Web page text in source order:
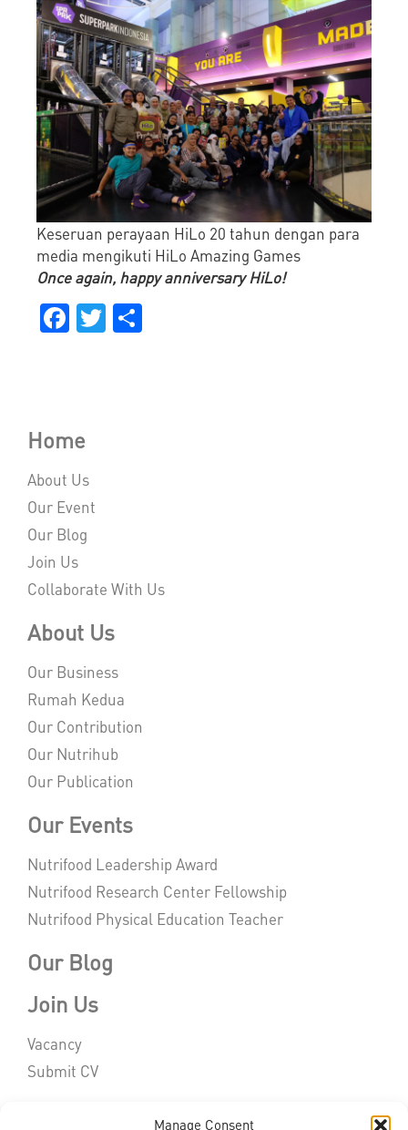
Manage Consent
Keseruan perayaan HiLo 20 tahun dengan para
media mengikuti HiLo Amazing Games
Once again, happy anniversary HiLo!
Facebook
Twitter
Home
About Us
Our Event
Our Blog
Join Us
Collaborate With Us
About Us
Our Business
Rumah Kedua
Our Contribution
Our Nutrihub
Our Publication
Our Events
Nutrifood Leadership Award
Nutrifood Research Center Fellowship
Nutrifood Physical Education Teacher
Our Blog
Join Us
Vacancy
Submit CV